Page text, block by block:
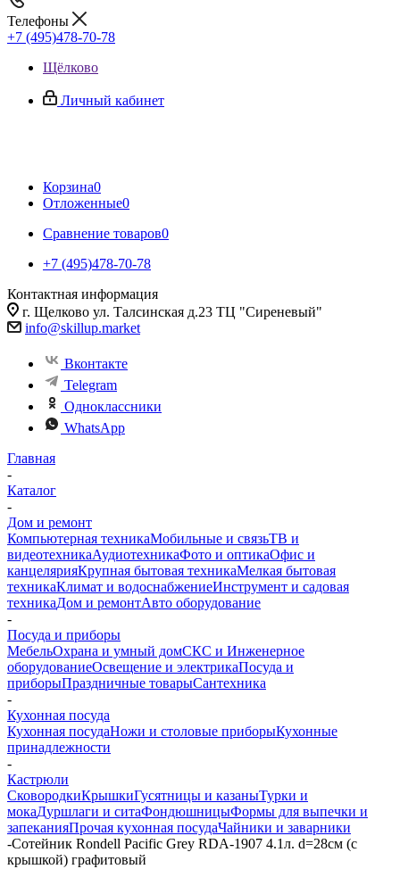
Телефоны
+7 (495)478-70-78
Щёлково
Личный кабинет
Корзина0
Отложенные0
Сравнение товаров0
+7 (495)478-70-78
Контактная информация
г. Щелково ул. Талсинская д.23 ТЦ "Сиреневый"
info@skillup.market
Вконтакте
Telegram
Одноклассники
WhatsApp
Главная
-
Каталог
-
Дом и ремонт
Компьютерная техникаМобильные и связьТВ и
видеотехникаАудиотехникаФото и оптикаОфис и
канцелярияКрупная бытовая техникаМелкая бытовая
техникаКлимат и водоснабжениеИнструмент и садовая
техникаДом и ремонтАвто оборудование
-
Посуда и приборы
МебельОхрана и умный домСКС и Инженерное
оборудованиеОсвещение и электрикаПосуда и
приборыПраздничные товарыСантехника
-
Кухонная посуда
Кухонная посудаНожи и столовые приборыКухонные
принадлежности
-
Кастрюли
СковородкиКрышкиГусятницы и казаныТурки и
мокаДуршлаги и ситаФондюшницыФормы для выпечки и
запеканияПрочая кухонная посудаЧайники и заварники
-Сотейник Rondell Pacific Grey RDA-1907 4.1л. d=28см (с
крышкой) графитовый